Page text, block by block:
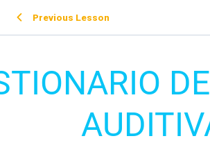
Previous Lesson